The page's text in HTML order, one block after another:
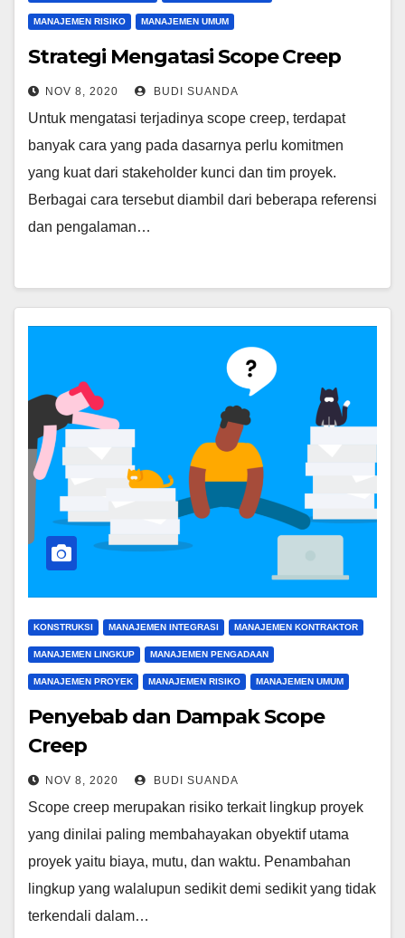
MANAJEMEN RISIKO MANAJEMEN UMUM
Strategi Mengatasi Scope Creep
NOV 8, 2020 BUDI SUANDA
Untuk mengatasi terjadinya scope creep, terdapat
banyak cara yang pada dasarnya perlu komitmen
yang kuat dari stakeholder kunci dan tim proyek.
Berbagai cara tersebut diambil dari beberapa referensi
dan pengalaman…
KONSTRUKSI MANAJEMEN INTEGRASI MANAJEMEN KONTRAKTOR
MANAJEMEN LINGKUP MANAJEMEN PENGADAAN
MANAJEMEN PROYEK MANAJEMEN RISIKO MANAJEMEN UMUM
Penyebab dan Dampak Scope
Creep
NOV 8, 2020 BUDI SUANDA
Scope creep merupakan risiko terkait lingkup proyek
yang dinilai paling membahayakan obyektif utama
proyek yaitu biaya, mutu, dan waktu. Penambahan
lingkup yang walalupun sedikit demi sedikit yang tidak
terkendali dalam…